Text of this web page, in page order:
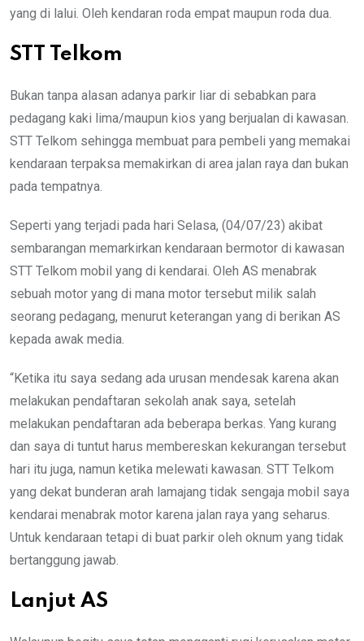
yang di lalui. Oleh kendaran roda empat maupun roda dua.
STT Telkom
Bukan tanpa alasan adanya parkir liar di sebabkan para
pedagang kaki lima/maupun kios yang berjualan di kawasan.
STT Telkom sehingga membuat para pembeli yang memakai
kendaraan terpaksa memakirkan di area jalan raya dan bukan
pada tempatnya.
Seperti yang terjadi pada hari Selasa, (04/07/23) akibat
sembarangan memarkirkan kendaraan bermotor di kawasan
STT Telkom mobil yang di kendarai. Oleh AS menabrak
sebuah motor yang di mana motor tersebut milik salah
seorang pedagang, menurut keterangan yang di berikan AS
kepada awak media.
“Ketika itu saya sedang ada urusan mendesak karena akan
melakukan pendaftaran sekolah anak saya, setelah
melakukan pendaftaran ada beberapa berkas. Yang kurang
dan saya di tuntut harus membereskan kekurangan tersebut
hari itu juga, namun ketika melewati kawasan. STT Telkom
yang dekat bunderan arah lamajang tidak sengaja mobil saya
kendarai menabrak motor karena jalan raya yang seharus.
Untuk kendaraan tetapi di buat parkir oleh oknum yang tidak
bertanggung jawab.
Lanjut AS